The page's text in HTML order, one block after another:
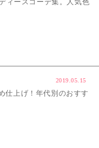
ィースコーデ集。人気色
2019.05.15
仕上げ！年代別のおすす